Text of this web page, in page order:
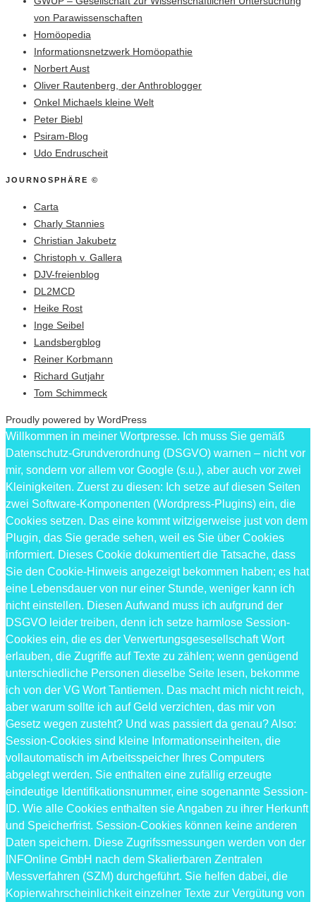
von Parawissenschaften
Homöopedia
Informationsnetzwerk Homöopathie
Norbert Aust
Oliver Rautenberg, der Anthroblogger
Onkel Michaels kleine Welt
Peter Biebl
Psiram-Blog
Udo Endruscheit
JOURNOSPHÄRE ©
Carta
Charly Stannies
Christian Jakubetz
Christoph v. Gallera
DJV-freienblog
DL2MCD
Heike Rost
Inge Seibel
Landsbergblog
Reiner Korbmann
Richard Gutjahr
Tom Schimmeck
Proudly powered by WordPress
Willkommen in meiner Wortpresse. Ich muss Sie gemäß
Datenschutz-Grundverordnung (DSGVO) warnen – nicht vor
mir, sondern vor allem vor Google (s.u.), aber auch vor zwei
Kleinigkeiten. Zuerst zu diesen: Ich setze auf diesen Seiten
zwei Software-Komponenten (Wordpress-Plugins) ein, die
Cookies setzen. Das eine kommt witzigerweise just von dem
Plugin, das Sie gerade sehen, weil es Sie über Cookies
informiert. Dieses Cookie dokumentiert die Tatsache, dass
Sie den Cookie-Hinweis angezeigt bekommen haben; es hat
eine Lebensdauer von nur einer Stunde, weniger kann ich
nicht einstellen. Diesen Aufwand muss ich aufgrund der
DSGVO leider treiben, denn ich setze harmlose Session-
Cookies ein, die es der Verwertungsgesesellschaft Wort
erlauben, die Zugriffe auf Texte zu zählen; wenn genügend
unterschiedliche Personen dieselbe Seite lesen, bekomme
ich von der VG Wort Tantiemen. Das macht mich nicht reich,
aber warum sollte ich auf Geld verzichten, das mir von
Gesetz wegen zusteht? Und was passiert da genau? Also:
Session-Cookies sind kleine Informationseinheiten, die
vollautomatisch im Arbeitsspeicher Ihres Computers
abgelegt werden. Sie enthalten eine zufällig erzeugte
eindeutige Identifikationsnummer, eine sogenannte Session-
ID. Wie alle Cookies enthalten sie Angaben zu ihrer Herkunft
und Speicherfrist. Session-Cookies können keine anderen
Daten speichern. Diese Zugrifssmessungen werden von der
INFOnline GmbH nach dem Skalierbaren Zentralen
Messverfahren (SZM) durchgeführt. Sie helfen dabei, die
Kopierwahrscheinlichkeit einzelner Texte zur Vergütung von